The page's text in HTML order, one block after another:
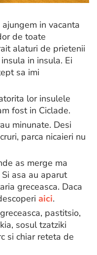
in vacanta
de toate
alaturi de prietenii
in insula. Ei
sa imi
lor insulele
fost in Ciclade.
minunate. Desi
parca nicaieri nu
as merge ma
asa au aparut
greceasca. Daca
aici.
pastitsio,
sosul tzatziki
si chiar reteta de